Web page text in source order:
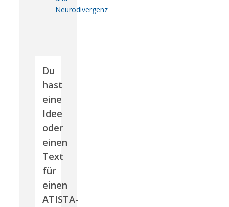
Neurodivergenz
Du
hast
eine
Idee
oder
einen
Text
für
einen
ATISTA-